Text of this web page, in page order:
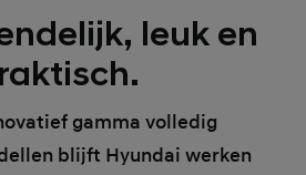
leuk en
gamma volledig
blijft Hyundai werken